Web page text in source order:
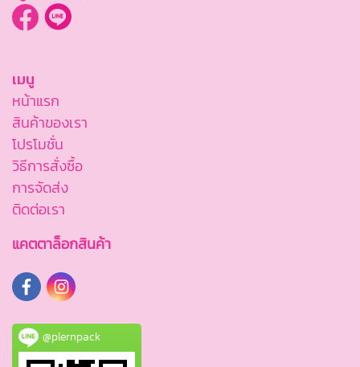
เมนู
หน้าแรก
สินค้าของเรา
โปรโมชั่น
วิธีการสั่งซื้อ
การจัดส่ง
ติดต่อเรา
แคตตาล็อกสินค้า
@plernpack